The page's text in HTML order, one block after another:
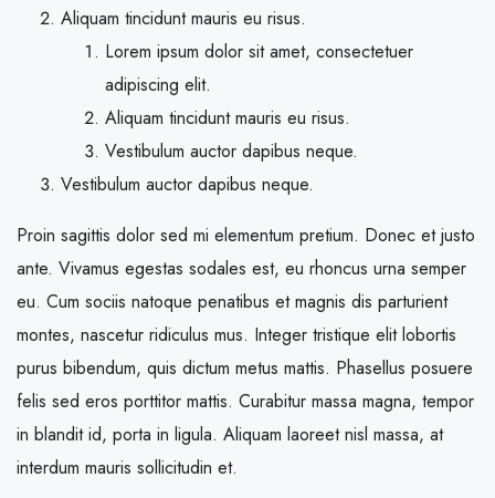
Aliquam tincidunt mauris eu risus.
Lorem ipsum dolor sit amet, consectetuer
adipiscing elit.
Aliquam tincidunt mauris eu risus.
Vestibulum auctor dapibus neque.
Vestibulum auctor dapibus neque.
Proin sagittis dolor sed mi elementum pretium. Donec et justo
ante. Vivamus egestas sodales est, eu rhoncus urna semper
eu. Cum sociis natoque penatibus et magnis dis parturient
montes, nascetur ridiculus mus. Integer tristique elit lobortis
purus bibendum, quis dictum metus mattis. Phasellus posuere
felis sed eros porttitor mattis. Curabitur massa magna, tempor
in blandit id, porta in ligula. Aliquam laoreet nisl massa, at
interdum mauris sollicitudin et.